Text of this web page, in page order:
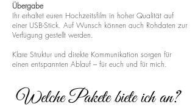
Übergabe
Ihr erhaltet euren Hochzeitsfilm in hoher Qualität auf
einer USB-Stick. Auf Wunsch können auch Rohdaten zur
Verfügung gestellt werden.
Klare Struktur und direkte Kommunikation sorgen für
einen entspannten Ablauf – für euch und für mich.
Welche Pakete biete ich an?